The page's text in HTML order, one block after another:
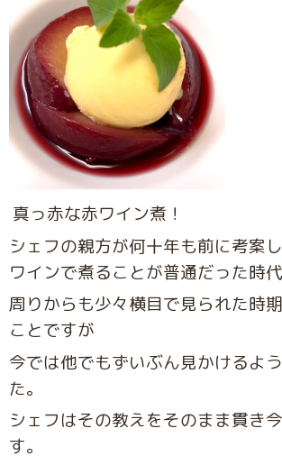
真っ赤な赤ワイン煮！
シェフの親方が何十年も前に考案
ワインで煮ることが普通だった時代
周りからも少々横目で見られた時
ことですが
今では他でもずいぶん見かけるよ
た。
シェフはその教えをそのまま貫き
す。